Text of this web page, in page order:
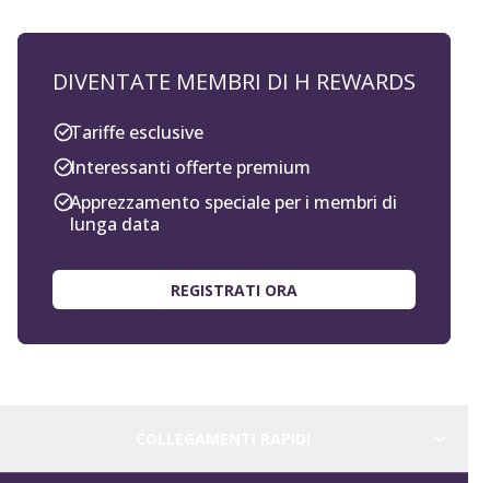
DIVENTATE MEMBRI DI H REWARDS
Tariffe esclusive
Interessanti offerte premium
Apprezzamento speciale per i membri di
lunga data
REGISTRATI ORA